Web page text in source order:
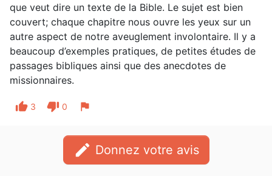
que veut dire un texte de la Bible. Le sujet est bien
couvert; chaque chapitre nous ouvre les yeux sur un
autre aspect de notre aveuglement involontaire. Il y a
beaucoup d’exemples pratiques, de petites études de
passages bibliques ainsi que des anecdotes de
missionnaires.
thumb_up 3 thumb_down 0 flag
edit Donnez votre avis